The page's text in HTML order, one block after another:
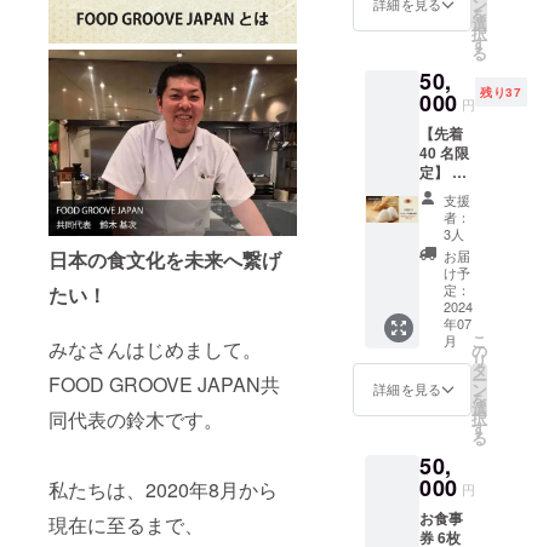
日本の食文化を未来へ繋げ
たい！
みなさんはじめまして。
FOOD GROOVE JAPAN共
同代表の鈴木です。
私たちは、2020年8月から
現在に至るまで、
材を届ける
し続ける。
また、自ら
の取り組み
について積
極的に情報
を発信す
・飲食関係
者・・・生
産者と消費
者の橋渡し
積極的に生
を知り、最
高のものを
最高の状態
で提供す
は7月20
日(土）
15:00～
を予定
してお
ります
※３, 懇
親会の
参加可
否は前
日まで
に確認
を取ら
せてい
ただき
ます
つまみ
のセッ
送りし
ます。
※定価
30,000
円以上
のお品
物をお
届けい
たしま
す。 ※
リター
ン品に
お酒は
含まれ
ており
ませ
ん。 ※
の食品
表示は
お届け
商品の
ラベル
詳細を見る を
選
択
す
る
50,
000 円
残り37
【先着
40 名限
定】 お
食事券
7枚＋プ
レオー
プン優
先ご招
6,000円
のお食
事券を7
枚と、
『究極
の米と
おにぎ
会』へ
ご招
待！ ※
１, お食
事券の
支援
者：
3人
お届
け予
定：
2024
年07
月
詳細を見る
こ
の
リ
タ
ー
ン
を
選
択
す
る
50,
000 円
お食事
券 6枚